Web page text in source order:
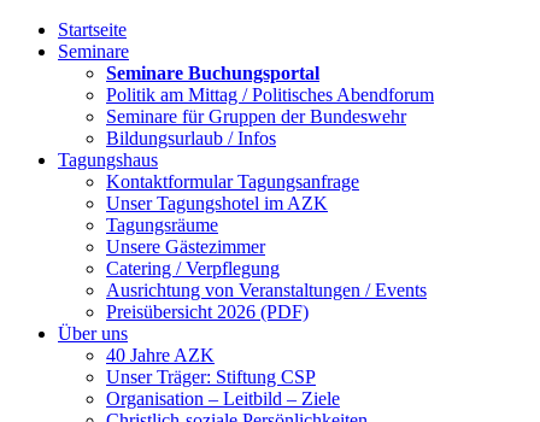
Startseite
Seminare
Seminare Buchungsportal
Politik am Mittag / Politisches Abendforum
Seminare für Gruppen der Bundeswehr
Bildungsurlaub / Infos
Tagungshaus
Kontaktformular Tagungsanfrage
Unser Tagungshotel im AZK
Tagungsräume
Unsere Gästezimmer
Catering / Verpflegung
Ausrichtung von Veranstaltungen / Events
Preisübersicht 2026 (PDF)
Über uns
40 Jahre AZK
Unser Träger: Stiftung CSP
Organisation – Leitbild – Ziele